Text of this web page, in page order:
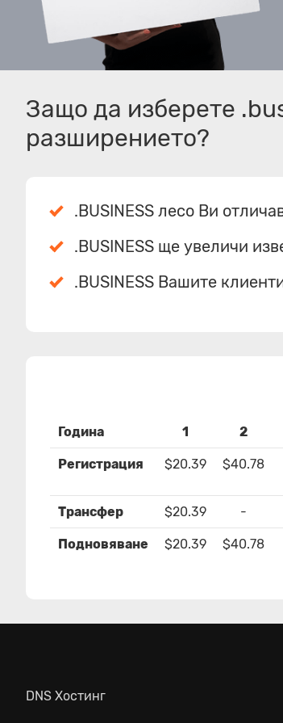
Защо да изберете
разширението?
.BUSINESS лесо Ви
.BUSINESS ще увеличи
.BUSINESS Вашите
Година 1 2
Регистрация $20.39 $40.78
Трансфер $20.39 -
Подновяване $20.39 $40.78
DNS Хостинг